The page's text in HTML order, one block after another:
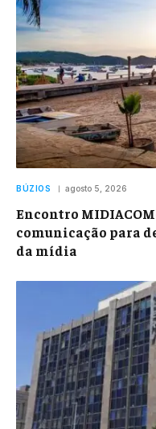
BÚZIOS agosto 5, 2026
Encontro
comunicação para
da mídia